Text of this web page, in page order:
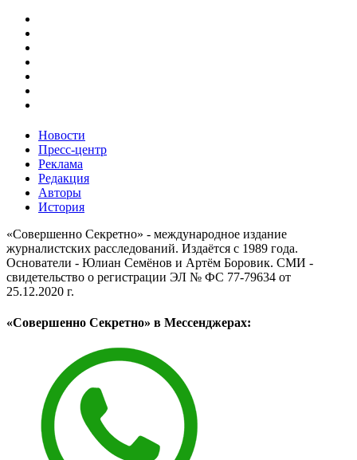
Новости
Пресс-центр
Реклама
Редакция
Авторы
История
«Совершенно Секретно» - международное издание
журналистских расследований. Издаётся с 1989 года.
Основатели - Юлиан Семёнов и Артём Боровик. CМИ -
свидетельство о регистрации ЭЛ № ФС 77-79634 от
25.12.2020 г.
«Совершенно Секретно» в Мессенджерах: